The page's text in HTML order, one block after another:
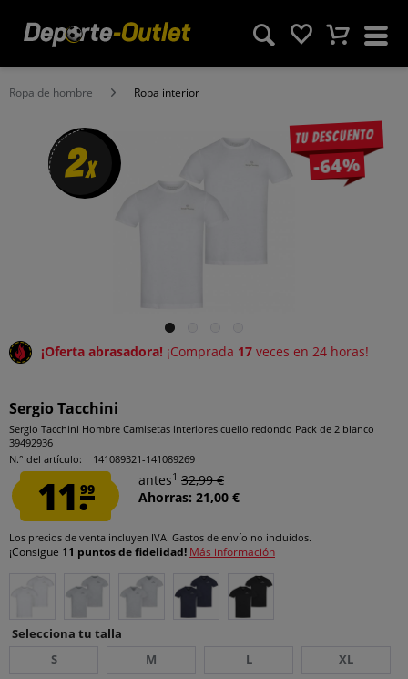
Ropa de hombre Ropa interior
Tu descuento
-64%
2x
¡Oferta abrasadora! ¡Comprada 17 veces en 24 horas!
Sergio Tacchini
Sergio Tacchini Hombre Camisetas interiores cuello redondo Pack de 2 blanco
39492936
N.° del artículo:
141089321-141089269
11.99
antes1 32,99 €
Ahorras: 21,00 €
Los precios de venta incluyen IVA. Gastos de envío no incluidos.
¡Consigue 11 puntos de fidelidad! Más información
Selecciona tu talla
S
M L XL